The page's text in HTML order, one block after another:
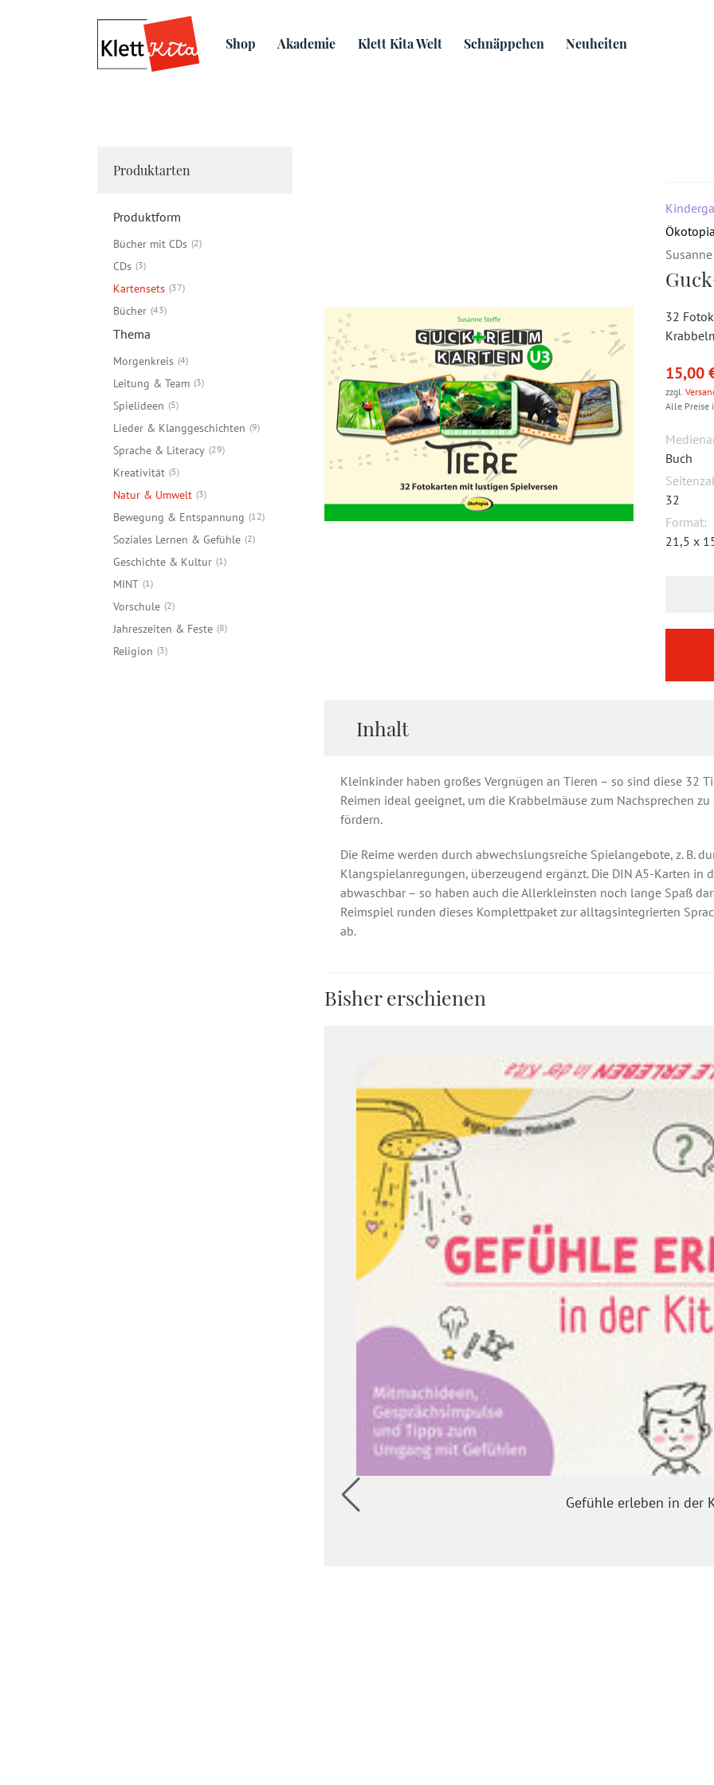
Shop Akademie Klett Kita Welt Schnäppchen Neuheiten
Ökotopia Guck+Reim-Karten U3: Tiere
Produktarten
Produktform
Bücher mit CDs 2
CDs 3
Kartensets 37
Bücher 43
Thema
Morgenkreis 4
Leitung & Team 3
Spielideen 5
Lieder & Klanggeschichten 9
Sprache & Literacy 29
Kreativität 5
Natur & Umwelt 3
Bewegung & Entspannung 12
Soziales Lernen & Gefühle 2
Geschichte & Kultur 1
MINT 1
Vorschule 2
Jahreszeiten & Feste 8
Religion 3
32
15,00
zzgl.
Alle Preise
Buch
32
Format:
21,5 x
Inhalt
Kleinkinder haben großes Vergnügen an Tieren – so sind diese 32
Reimen ideal geeignet, um die Krabbelmäuse zum Nachsprechen
fördern.
Die Reime werden durch abwechslungsreiche Spielangebote, z. B.
Klangspielanregungen, überzeugend ergänzt. Die DIN A5-Karten
abwaschbar – so haben auch die Allerkleinsten noch lange Spaß
Reimspiel runden dieses Komplettpaket zur alltagsintegrierten
ab.
Bisher erschienen
Gefühle erleben in der